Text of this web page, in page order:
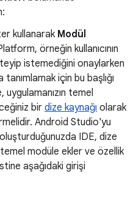
kullanarak Modül
örneğin kullanıcının
istemediğini onaylarken
tanımlamak için bu başlığı
uygulamanızın temel
bir dize kaynağı olarak
Android Studio'yu
IDE, dize
temel modüle ekler ve özellik
aşağıdaki girişi